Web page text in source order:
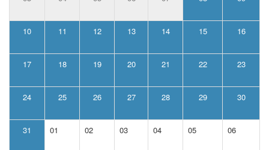
10 11 12 13 14 15 16
17 18 19 20 21 22 23
24 25 26 27 28 29 30
31 01 02 03 04 05 06